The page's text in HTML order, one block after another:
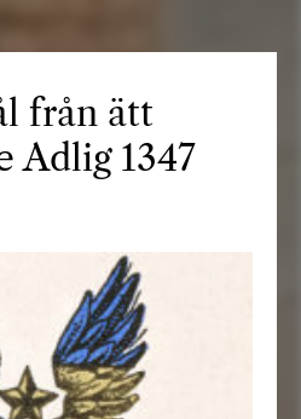
från ätt
Adlig 1347